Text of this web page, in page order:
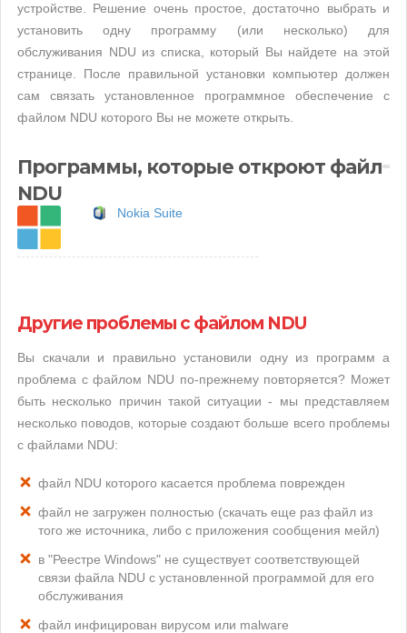
устройстве. Решение очень простое, достаточно выбрать и
установить одну программу (или несколько) для
обслуживания NDU из списка, который Вы найдете на этой
странице. После правильной установки компьютер должен
сам связать установленное программное обеспечение с
файлом NDU которого Вы не можете открыть.
Программы, которые откроют файл
NDU
Nokia Suite
Другие проблемы с файлом NDU
Вы скачали и правильно установили одну из программ а
проблема с файлом NDU по-прежнему повторяется? Может
быть несколько причин такой ситуации - мы представляем
несколько поводов, которые создают больше всего проблемы
с файлами NDU:
файл NDU которого касается проблема поврежден
файл не загружен полностью (скачать еще раз файл из
того же источника, либо с приложения сообщения мейл)
в "Реестре Windows" не существует соответствующей
связи файла NDU с установленной программой для его
обслуживания
файл инфицирован вирусом или malware